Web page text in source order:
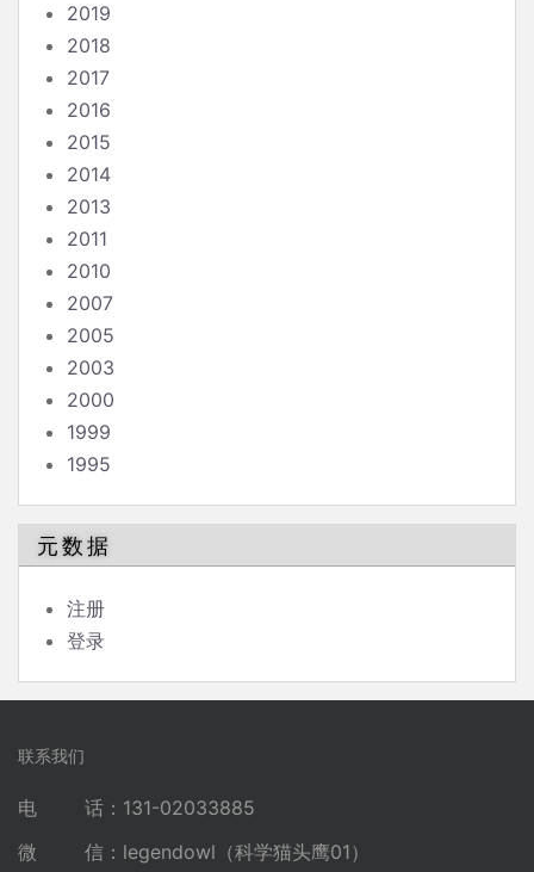
2019
2018
2017
2016
2015
2014
2013
2011
2010
2007
2005
2003
2000
1999
1995
元数据
注册
登录
联系我们
电 话：131-02033885
微 信：legendowl（科学猫头鹰01）